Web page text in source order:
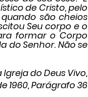
de Cristo, pelo
são cheios
Seu corpo e o
formar o Corpo
do Senhor. Não se
do Deus Vivo,
1960, Parágrafo 36